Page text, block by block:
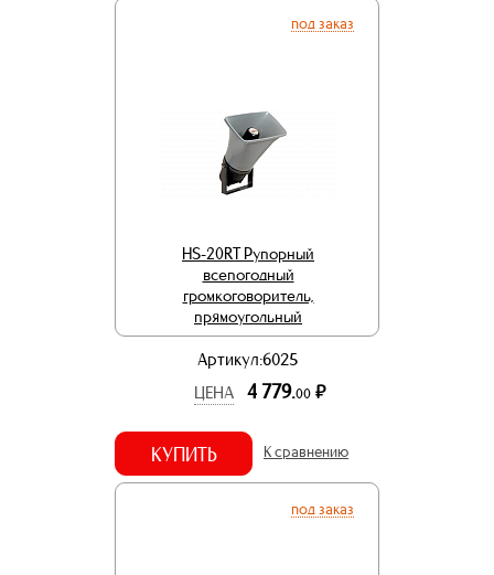
под заказ
HS-20RT Рупорный
всепогодный
громкоговоритель,
прямоугольный
Артикул:6025
ЦЕНА
4 779.00 р.
КУПИТЬ К сравнению
под заказ